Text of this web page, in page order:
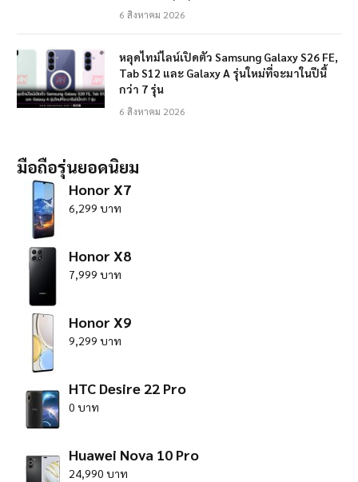
6 สิงหาคม 2026
หลุดไทม์ไลน์เปิดตัว Samsung Galaxy S26 FE,
Tab S12 และ Galaxy A รุ่นใหม่ที่จะมาในปีนี้
กว่า 7 รุ่น
6 สิงหาคม 2026
มือถือรุ่นยอดนิยม
Honor X7
6,299 บาท
Honor X8
7,999 บาท
Honor X9
9,299 บาท
HTC Desire 22 Pro
0 บาท
Huawei Nova 10 Pro
24,990 บาท